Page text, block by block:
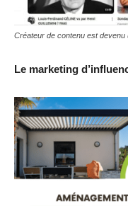
Créateur de contenu est devenu
Le marketing